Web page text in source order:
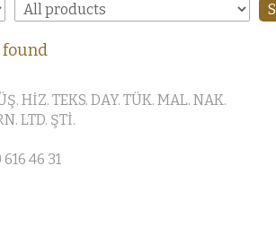
found
HİZ. TEKS. DAY. TÜK. MAL. NAK.
LTD. ŞTİ.
46 31